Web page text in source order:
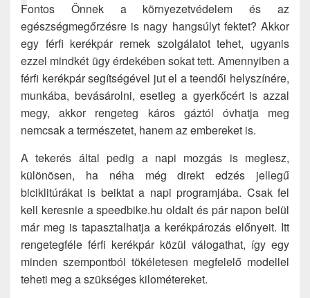
Fontos Önnek a környezetvédelem és az
egészségmegőrzésre is nagy hangsúlyt fektet? Akkor
egy férfi kerékpár remek szolgálatot tehet, ugyanis
ezzel mindkét ügy érdekében sokat tett. Amennyiben a
férfi kerékpár segítségével jut el a teendői helyszínére,
munkába, bevásárolni, esetleg a gyerkőcért is azzal
megy, akkor rengeteg káros gáztól óvhatja meg
nemcsak a természetet, hanem az embereket is.
A tekerés által pedig a napi mozgás is meglesz,
különösen, ha néha még direkt edzés jellegű
biciklitúrákat is beiktat a napi programjába. Csak fel
kell keresnie a speedbike.hu oldalt és pár napon belül
már meg is tapasztalhatja a kerékpározás előnyeit. Itt
rengetegféle férfi kerékpár közül válogathat, így egy
minden szempontból tökéletesen megfelelő modellel
teheti meg a szükséges kilométereket.